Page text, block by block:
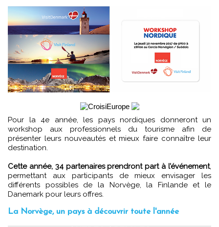
Pour la 4e année, les pays nordiques donneront un
workshop aux professionnels du tourisme afin de
présenter leurs nouveautés et mieux faire connaître leur
destination.
Cette année, 34 partenaires prendront part à l’événement,
permettant aux participants de mieux envisager les
différents possibles de la Norvège, la Finlande et le
Danemark pour leurs offres.
La Norvège, un pays à découvrir toute l'année